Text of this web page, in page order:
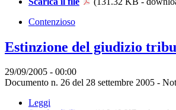
Contenzioso
Estinzione del giudizio
29/09/2005 - 00:00
Documento n. 26 del 28 settembre 2005 -
Leggi